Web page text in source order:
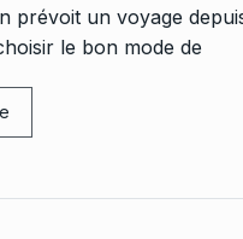
prévoit un voyage
le bon mode de